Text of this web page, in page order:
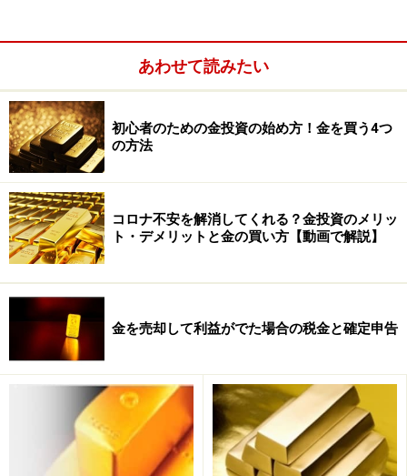
金の税金はどうなる？
金の売却で利益が出た場合ですが、通常は譲渡所得とな
って総合課税が行われます。そして、他の譲渡所得と合
わせて、年間50万円までの特別控除を受けられます。た
だ、売却を頻繁に行わない場合は、継続取引には当たら
ないという判断から、保有期間（5年以内か5年超か）に
応じて、「短期譲渡所得」か「長期譲渡所得」かに区分
されます。
あわせて読みたい
初心者のための金投資の始め方！金を買う4つ
の方法
コロナ不安を解消してくれる？金投資のメリッ
ト・デメリットと金の買い方【動画で解説】
金を売却して利益がでた場合の税金と確定申告